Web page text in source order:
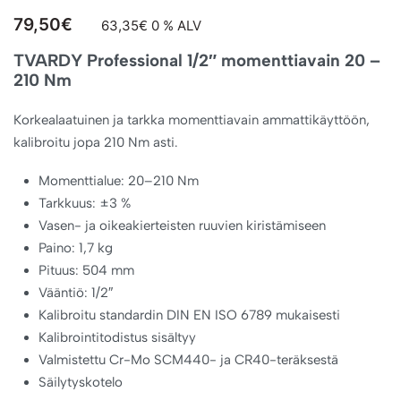
79,50€ 63,35€ 0 % ALV
TVARDY Professional 1/2″ momenttiavain 20 –
210 Nm
Korkealaatuinen ja tarkka momenttiavain ammattikäyttöön,
kalibroitu jopa 210 Nm asti.
Momenttialue: 20–210 Nm
Tarkkuus: ±3 %
Vasen- ja oikeakierteisten ruuvien kiristämiseen
Paino: 1,7 kg
Pituus: 504 mm
Vääntiö: 1/2″
Kalibroitu standardin DIN EN ISO 6789 mukaisesti
Kalibrointitodistus sisältyy
Valmistettu Cr-Mo SCM440- ja CR40-teräksestä
Säilytyskotelo